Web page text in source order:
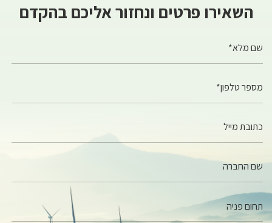
השאירו פרטים ונחזור אליכם בהקדם
שם מלא*
מספר טלפון*
כתובת מייל
שם החברה